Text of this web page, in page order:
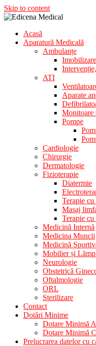
Skip to content
Edicena Medical
Aparatura Medicala
Acasă
Aparatură Medicală
Ambulanțe
ATI
Aparate
Monitoare
Pompe
Cardiologie
Chirurgie
Dermatologie
Fizioterapie
Diatermie
Terapie cu
Masaj
Terapie cu
Medicină Internă
Medicina Muncii
Medicină
Mobilier și
Neurologie
Obstetrică
Oftalmologie
ORL
Sterilizare
Contact
Dotări Minime
Dotare Minimă
Dotare Minimă
Prelucrarea datelor cu